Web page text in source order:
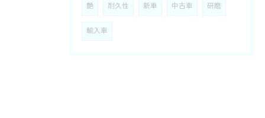
艶 耐久性 新車 中古車 研磨
輸入車